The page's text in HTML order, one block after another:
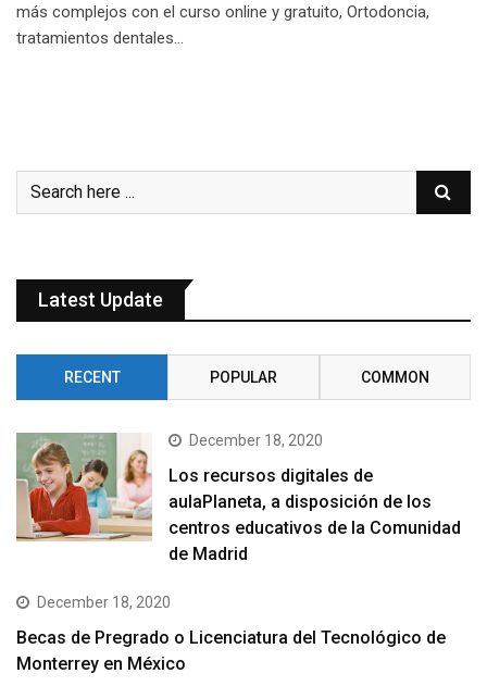
más complejos con el curso online y gratuito, Ortodoncia,
tratamientos dentales…
Latest Update
RECENT POPULAR COMMON
December 18, 2020
Los recursos digitales de
aulaPlaneta, a disposición de los
centros educativos de la Comunidad
de Madrid
December 18, 2020
Becas de Pregrado o Licenciatura del Tecnológico de
Monterrey en México